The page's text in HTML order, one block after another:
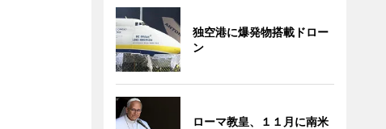
独空港に爆発物搭載ドロー
ン
ローマ教皇、１１月に南米